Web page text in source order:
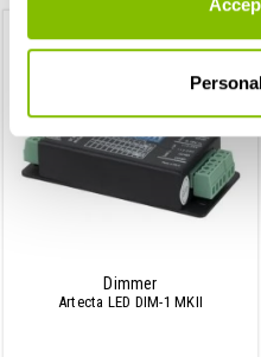
Dimmer
Artecta LED DIM-1 MKII